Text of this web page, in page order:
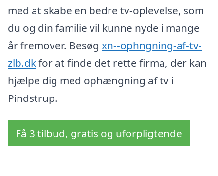
med at skabe en bedre tv-oplevelse, som
du og din familie vil kunne nyde i mange
år fremover. Besøg xn--ophngning-af-tv-
zlb.dkfor at finde det rette firma, der kan
hjælpe dig med ophængning af tv i
Pindstrup.
Få 3 tilbud, gratis og uforpligtende